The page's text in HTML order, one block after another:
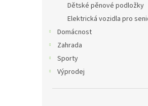
Dětské pěnové podložky
Elektrická vozidla pro
Domácnost
Zahrada
Sporty
Výprodej